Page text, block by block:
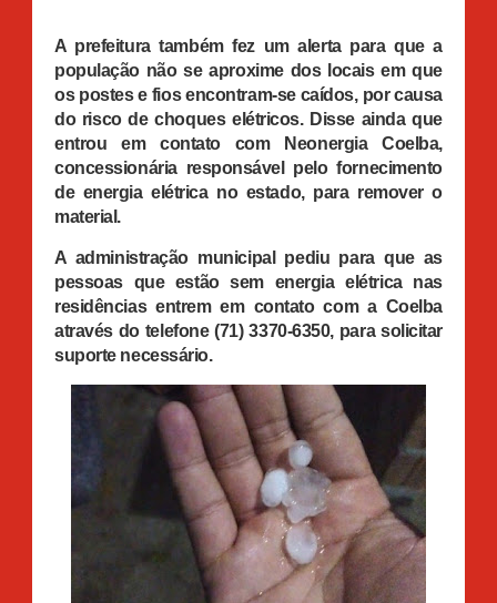
A prefeitura também fez um alerta para que a
população não se aproxime dos locais em que
os postes e fios encontram-se caídos, por causa
do risco de choques elétricos. Disse ainda que
entrou em contato com Neonergia Coelba,
concessionária responsável pelo fornecimento
de energia elétrica no estado, para remover o
material.
A administração municipal pediu para que as
pessoas que estão sem energia elétrica nas
residências entrem em contato com a Coelba
através do telefone (71) 3370-6350, para solicitar
suporte necessário.